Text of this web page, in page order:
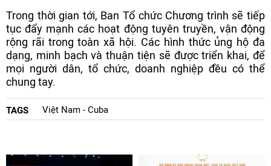
Trong thời gian tới, Ban Tổ chức Chương trình sẽ tiếp
tục đẩy mạnh các hoạt động tuyên truyền, vận động
rộng rãi trong toàn xã hội. Các hình thức ủng hộ đa
dạng, minh bạch và thuận tiện sẽ được triển khai, để
mọi người dân, tổ chức, doanh nghiệp đều có thể
chung tay.
TAGS Việt Nam - Cuba